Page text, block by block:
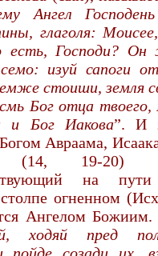
Ангел
глаголя:
Господи? Он
изуй сапоги
стоиши, земля
Бог отца твоего,
и Бог Иако­ва”. И
Авраама,
(14, 19-20)
на
огненном
Ангелом Божиим.
ходяй пред